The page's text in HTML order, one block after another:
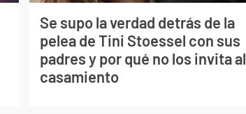
Se supo la verdad detrás de la
pelea de Tini Stoessel con sus
padres y por qué no los invita al
casamiento